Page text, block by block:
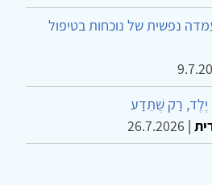
נפשית של נוכחות בטיפול
יֶלֶד, רַק שֶׁתֵּדַע
|
26.7.2026